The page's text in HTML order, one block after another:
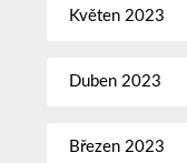
Květen 2023
Duben 2023
Březen 2023